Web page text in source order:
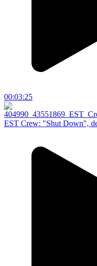
00:03:25
EST Crew: "Shut Down",